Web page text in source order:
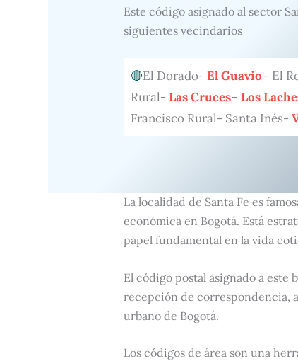
Este código asignado al sector
siguientes vecindarios
El Dorado- El Guavio– El
Rural- Las Cruces– Los
Francisco Rural- Santa Inés-
La localidad de Santa Fe es
económica en Bogotá. Está
papel fundamental en la vida
El código postal asignado a este
recepción de correspondencia,
urbano de Bogotá.
Los códigos de área son una